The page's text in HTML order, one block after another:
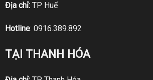
Địa chỉ:TP Huế
Hotline: 0916.389.892
TẠI THANH HÓA